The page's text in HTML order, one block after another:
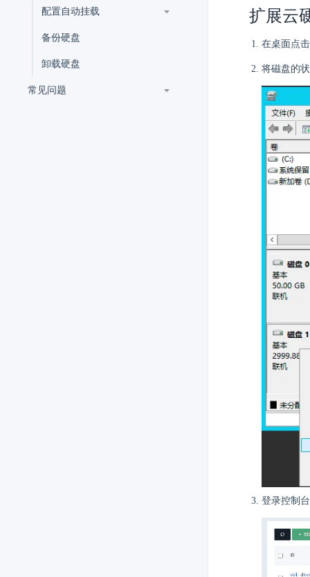
配置自动挂载
备份硬盘
卸载硬盘
常见问题
扩展云
在桌面点
将磁盘的
登录控制